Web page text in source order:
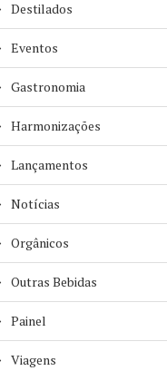
Destilados
Eventos
Gastronomia
Harmonizações
Lançamentos
Notícias
Orgânicos
Outras Bebidas
Painel
Viagens